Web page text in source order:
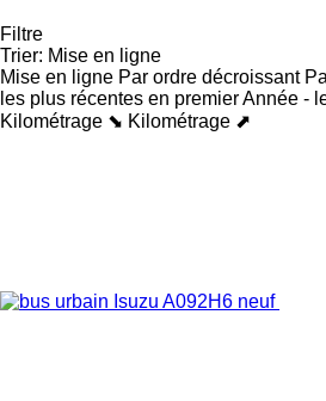
Filtre
Trier: Mise en ligne
Mise en ligne Par ordre décroissant
les plus récentes en premierAnnée -
Kilométrage ⬊ Kilométrage ⬈